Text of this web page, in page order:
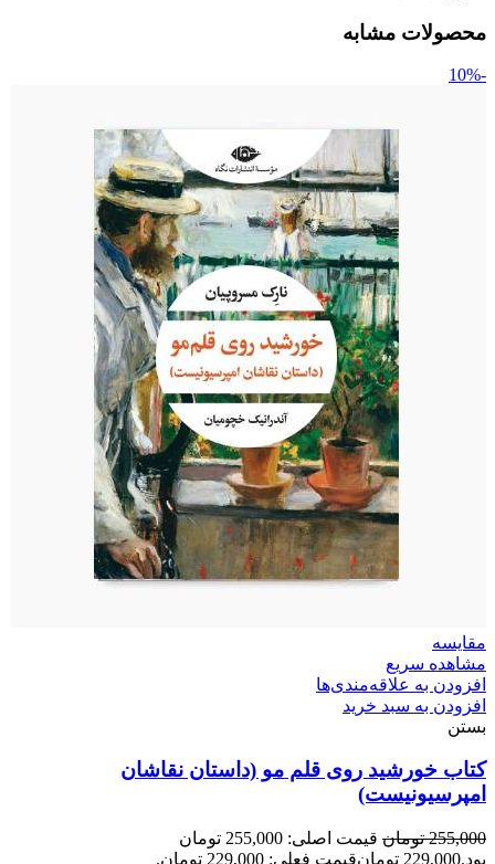
محصولات مشابه
-10%
مقایسه
مشاهده سریع
افزودن به علاقه‌مندی‌ها
افزودن به سبد خرید
بستن
کتاب خورشید روی قلم مو (داستان نقاشان
امپرسیونیست)
255,000 تومان
قیمت اصلی: 255,000 تومان
بود.229,000 تومانقیمت فعلی: 229,000 تومان.